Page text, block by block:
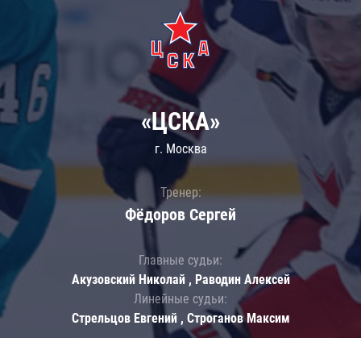
«ЦСКА»
г. Москва
Тренер:
Фёдоров Сергей
Главные судьи:
Акузовский Николай , Раводин Алексей
Линейные судьи:
Стрельцов Евгений , Строганов Максим